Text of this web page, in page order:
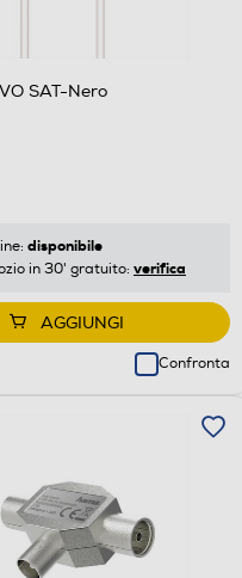
SAT-Nero
disponibile
in 30' gratuito: verifica
AGGIUNGI
Confronta